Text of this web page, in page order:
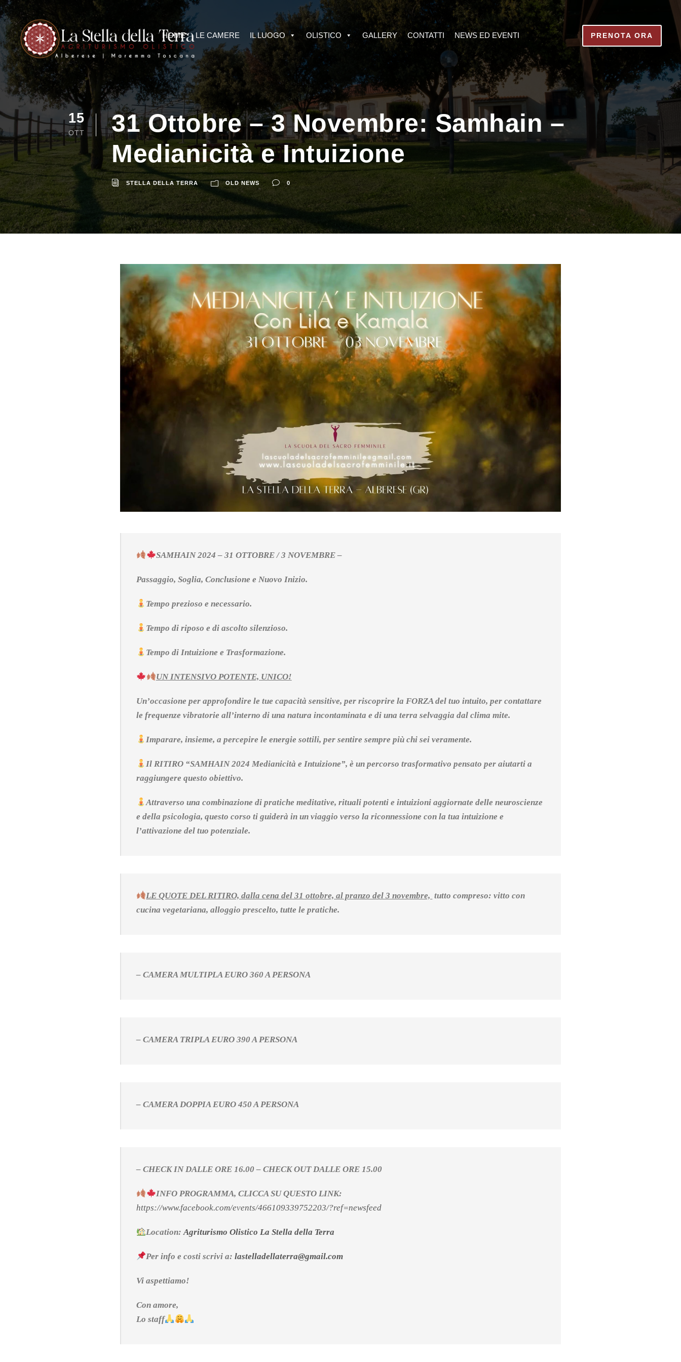
HOME LE CAMERE IL LUOGO OLISTICO GALLERY CONTATTI NEWS ED EVENTI PRENOTA ORA
15
OTT
31 Ottobre – 3 Novembre: Samhain –
Medianicità e Intuizione
STELLA DELLA TERRA OLD NEWS 0
SAMHAIN 2024 – 31 OTTOBRE / 3 NOVEMBRE –
Passaggio, Soglia, Conclusione e Nuovo Inizio.
Tempo prezioso e necessario.
Tempo di riposo e di ascolto silenzioso.
Tempo di Intuizione e Trasformazione.
UN INTENSIVO POTENTE, UNICO!
Un’occasione per approfondire le tue capacità sensitive, per riscoprire la FORZA del tuo intuito, per contattare
le frequenze vibratorie all’interno di una natura incontaminata e di una terra selvaggia dal clima mite.
Imparare, insieme, a percepire le energie sottili, per sentire sempre più chi sei veramente.
Il RITIRO “SAMHAIN 2024 Medianicità e Intuizione”, è un percorso trasformativo pensato per aiutarti a
raggiungere questo obiettivo.
Attraverso una combinazione di pratiche meditative, rituali potenti e intuizioni aggiornate delle neuroscienze
e della psicologia, questo corso ti guiderà in un viaggio verso la riconnessione con la tua intuizione e
l’attivazione del tuo potenziale.
LE QUOTE DEL RITIRO, dalla cena del 31 ottobre, al pranzo del 3 novembre, tutto compreso: vitto con
cucina vegetariana, alloggio prescelto, tutte le pratiche.
– CAMERA MULTIPLA EURO 360 A PERSONA
– CAMERA TRIPLA EURO 390 A PERSONA
– CAMERA DOPPIA EURO 450 A PERSONA
– CHECK IN DALLE ORE 16.00 – CHECK OUT DALLE ORE 15.00
INFO PROGRAMMA, CLICCA SU QUESTO LINK:
https://www.facebook.com/events/466109339752203/?ref=newsfeed
Location:Agriturismo Olistico La Stella della Terra
Per info e costi scrivi a:lastelladellaterra@gmail.com
Vi aspettiamo!
Con amore,
Lo staff